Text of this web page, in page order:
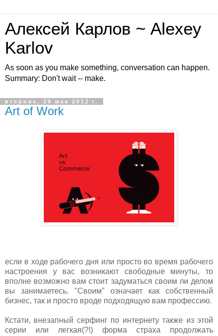
Алексей Карлов ~ Alexey
Karlov
As soon as you make something, conversation can happen.
Summary: Don't wait -- make.
вторник, 29 мая 2012 г.
Art of Work
если в ходе рабочего дня или просто во время рабочего
настроения у вас возникают свободные минуты, то
вполне возможно вам стоит задуматься своим ли делом
вы занимаетесь. "Своим" означает как собственный
бизнес, так и просто вроде подходящую вам профессию.
Кстати, внезапный серфинг по интернету также из этой
серии или легкая(?!) форма страха продолжать